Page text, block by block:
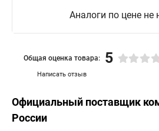
Аналоги по цене не
Написать отзыв
Общая оценка товара: 5
Официальный поставщик
России